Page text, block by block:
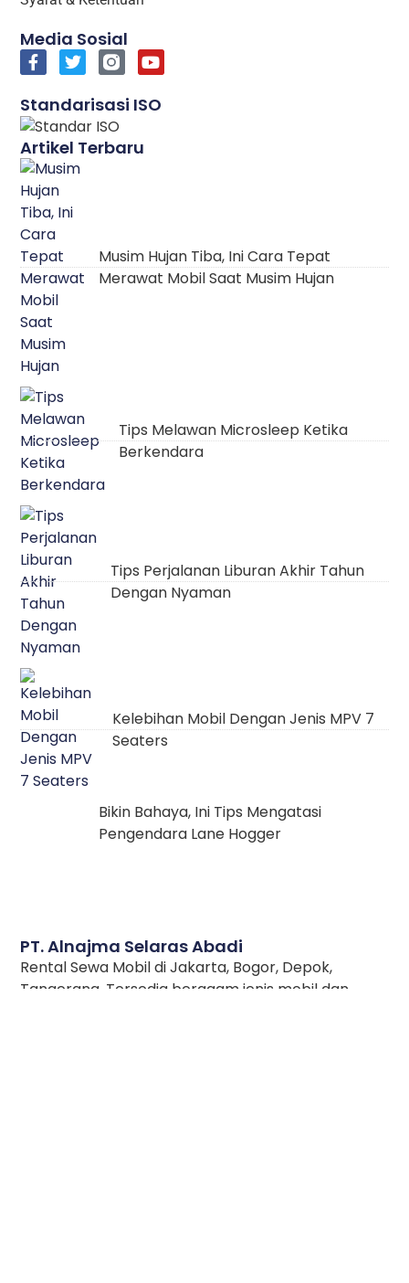
PT. Alnajma Selaras Abadi
Rental Sewa Mobil di Jakarta, Bogor, Depok,
Tangerang. Tersedia beragam jenis mobil dan
Artikel Terbaru
Musim Hujan Tiba, Ini Cara Tepat
Merawat Mobil Saat Musim Hujan
Tips Melawan Microsleep Ketika
Berkendara
Tips Perjalanan Liburan Akhir Tahun
Dengan Nyaman
Kelebihan Mobil Dengan Jenis MPV 7
Seaters
Bikin Bahaya, Ini Tips Mengatasi
Pengendara Lane Hogger
Media Sosial
Standarisasi ISO